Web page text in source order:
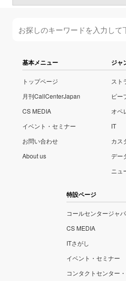
基本メニュー
トップページ
月刊CallCenterJapan
CS MEDIA
イベント・セミナー
お問い合わせ
About us
ジャ
スト
ピー
オペ
IT
カス
デー
ニュ
特設ページ
コールセンタージャ
CS MEDIA
ITさがし
イベント・セミナー
コンタクトセンター